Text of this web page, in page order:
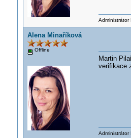
Administrátor
Alena Minaříková
Offline
Martin
verifikace
Administrátor